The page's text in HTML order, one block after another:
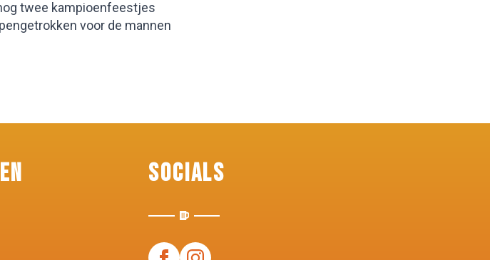
twee kampioenfeestjes
voor de mannen
Socials